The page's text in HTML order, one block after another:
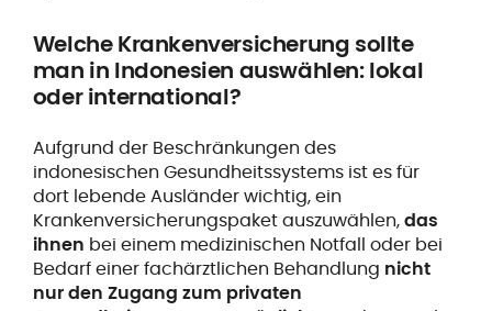
Welche Krankenversicherung sollte
man in Indonesien auswählen: lokal
oder international?
Aufgrund der Beschränkungen des
indonesischen Gesundheitssystems ist es für
dort lebende Ausländer wichtig, ein
Krankenversicherungspaket auszuwählen,das
ihnen bei einem medizinischen Notfall oder bei
Bedarf einer fachärztlichen Behandlung nicht
nur den Zugang zum privaten